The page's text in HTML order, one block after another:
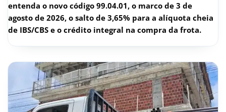
entenda o novo código 99.04.01, o marco de 3 de
agosto de 2026, o salto de 3,65% para a alíquota cheia
de IBS/CBS e o crédito integral na compra da frota.